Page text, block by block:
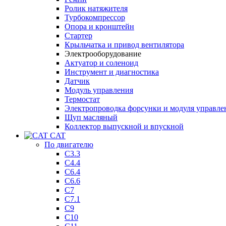
Ролик натяжителя
Турбокомпрессор
Опора и кронштейн
Стартер
Крыльчатка и привод вентилятора
Электрооборудование
Актуатор и соленоид
Инструмент и диагностика
Датчик
Модуль управления
Термостат
Электропроводка форсунки и модуля
Щуп масляный
Коллектор выпускной и впускной
CAT
По двигателю
C3.3
C4.4
C6.4
C6.6
C7
C7.1
C9
C10